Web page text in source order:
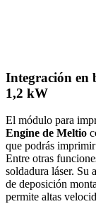
Integración en
1,2 kW
El módulo para
Engine de Meltio
que podrás
Entre otras
soldadura láser. Su
de deposición
permite altas